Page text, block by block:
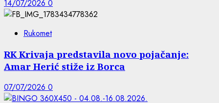
14/07/2026 0
Rukomet
RK Krivaja predstavila novo pojačanje:
Amar Herić stiže iz Borca
07/07/2026 0